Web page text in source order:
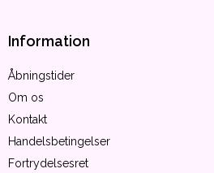
Information
Åbningstider
Om os
Kontakt
Handelsbetingelser
Fortrydelsesret